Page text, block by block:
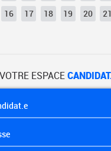
16 17 18 19 20 21
VOTRE ESPACE